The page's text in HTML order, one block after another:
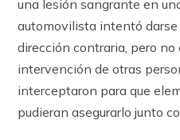
una lesión sangrante en
automovilista intentó
dirección contraria, pero
intervención de otras
interceptaron para que
pudieran asegurarlo junto